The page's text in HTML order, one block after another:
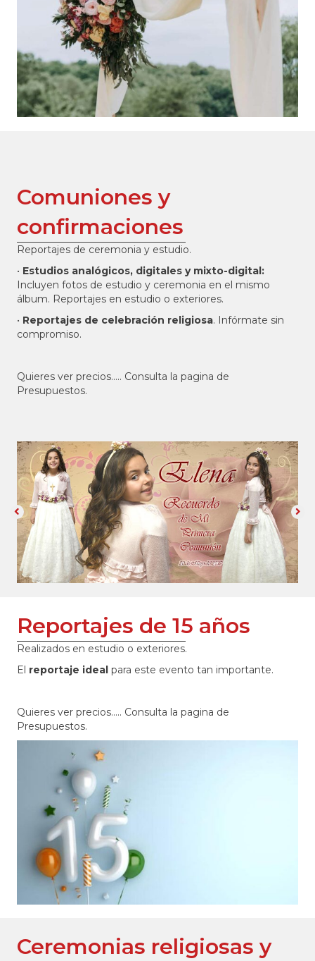
Comuniones y
confirmaciones
Reportajes de ceremonia y estudio.
• Estudios analógicos, digitales y mixto-digital:
Incluyen fotos de estudio y ceremonia en el mismo
álbum. Reportajes en estudio o exteriores.
• Reportajes de celebración religiosa. Infórmate sin
compromiso.
Quieres ver precios..... Consulta la pagina de
Presupuestos.
Reportajes de 15 años
Realizados en estudio o exteriores.
El reportaje ideal para este evento tan importante.
Quieres ver precios..... Consulta la pagina de
Presupuestos.
Ceremonias religiosas y